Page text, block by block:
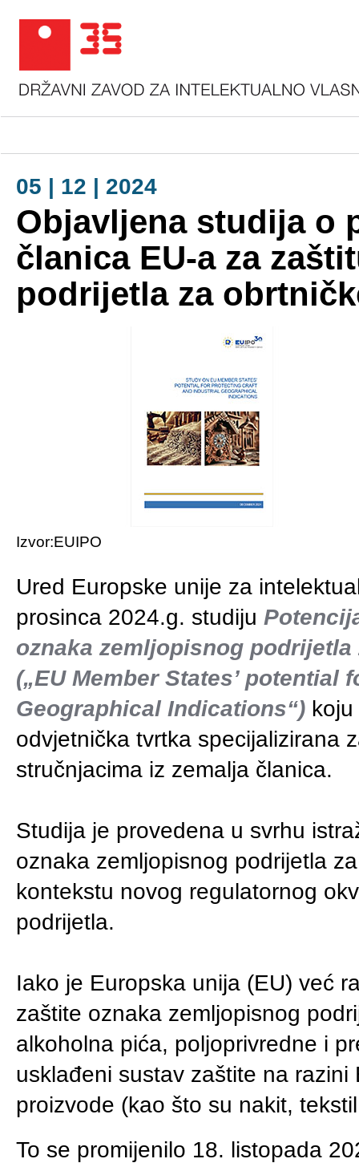
05 | 12 | 2024
Objavljena studija o
članica EU-a za
podrijetla za
Izvor:EUIPO
Ured Europske unije za
prosinca 2024.g. studiju
oznaka zemljopisnog
(„EU Member States’
Geographical Indications“)
odvjetnička tvrtka specijalizirana
stručnjacima iz zemalja članica.
Studija je provedena u svrhu
oznaka zemljopisnog podrijetla
kontekstu novog regulatornog
podrijetla.
Iako je Europska unija (EU) već
zaštite oznaka zemljopisnog
alkoholna pića, poljoprivredne i
usklađeni sustav zaštite na
proizvode (kao što su nakit,
To se promijenilo 18. listopada